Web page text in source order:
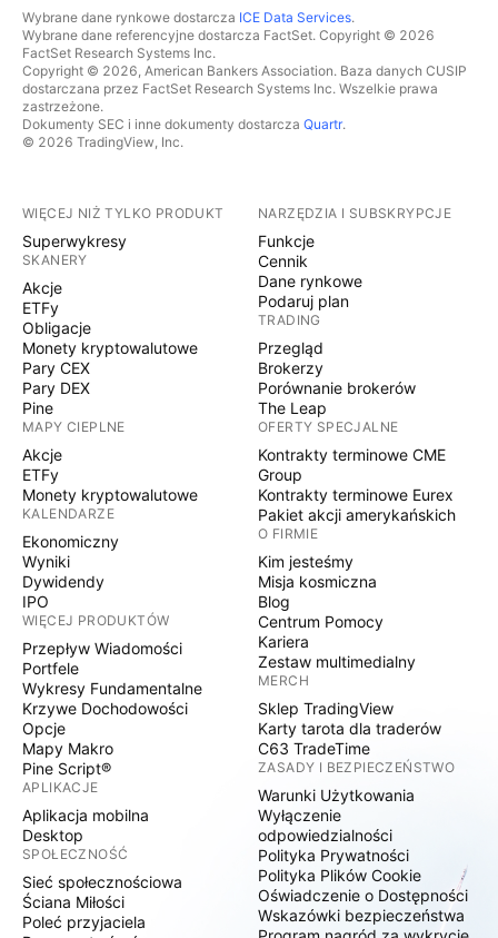
Wybrane dane rynkowe dostarcza ICE Data Services.
Wybrane dane referencyjne dostarcza FactSet. Copyright © 2026
FactSet Research Systems Inc.
Copyright © 2026, American Bankers Association. Baza danych CUSIP
dostarczana przez FactSet Research Systems Inc. Wszelkie prawa
zastrzeżone.
Dokumenty SEC i inne dokumenty dostarcza Quartr.
© 2026 TradingView, Inc.
WIĘCEJ NIŻ TYLKO PRODUKT
Superwykresy
SKANERY
Akcje
ETFy
Obligacje
Monety kryptowalutowe
Pary CEX
Pary DEX
Pine
MAPY CIEPLNE
Akcje
ETFy
Monety kryptowalutowe
KALENDARZE
Ekonomiczny
Wyniki
Dywidendy
IPO
WIĘCEJ PRODUKTÓW
Przepływ Wiadomości
Portfele
Wykresy Fundamentalne
Krzywe Dochodowości
Opcje
Mapy Makro
Pine Script®
APLIKACJE
Aplikacja mobilna
Desktop
SPOŁECZNOŚĆ
Sieć społecznościowa
Ściana Miłości
Poleć przyjaciela
NARZĘDZIA I SUBSKRYPCJE
Funkcje
Cennik
Dane rynkowe
Podaruj plan
TRADING
Przegląd
Brokerzy
Porównanie brokerów
The Leap
OFERTY SPECJALNE
Kontrakty terminowe CME
Group
Kontrakty terminowe Eurex
Pakiet akcji amerykańskich
O FIRMIE
Kim jesteśmy
Misja kosmiczna
Blog
Centrum Pomocy
Kariera
Zestaw multimedialny
MERCH
Sklep TradingView
Karty tarota dla traderów
C63 TradeTime
ZASADY I BEZPIECZEŃSTWO
Warunki Użytkowania
Wyłączenie
odpowiedzialności
Polityka Prywatności
Polityka Plików Cookie
Oświadczenie o Dostępności
Wskazówki bezpieczeństwa